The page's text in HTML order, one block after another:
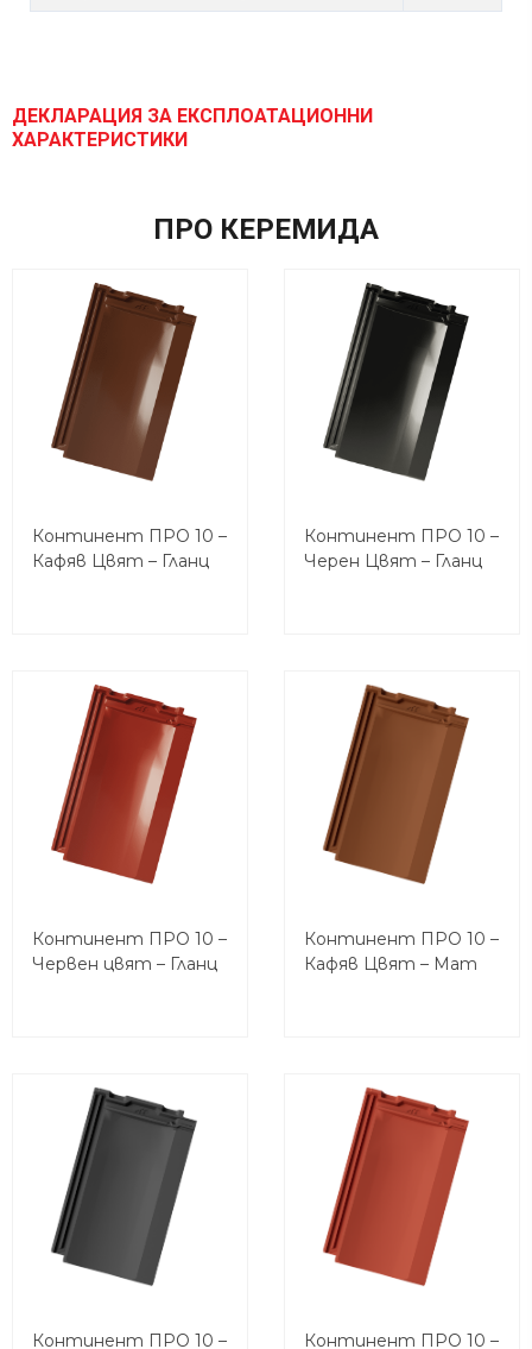
ДЕКЛАРАЦИЯ ЗА ЕКСПЛОАТАЦИОННИ
ХАРАКТЕРИСТИКИ
ПРО КЕРЕМИДА
Континент ПРО 10 –
Кафяв Цвят – Гланц
Континент ПРО 10 –
Черен Цвят – Гланц
Континент ПРО 10 –
Червен цвят – Гланц
Континент ПРО 10 –
Кафяв Цвят – Мат
Континент ПРО 10 – Континент ПРО 10 –